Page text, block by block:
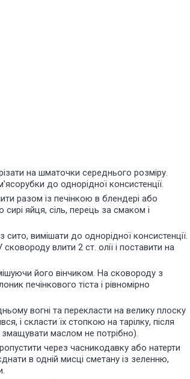
на шматочки середнього розміру.
до однорідної консистенції.
разом із печінкою в блендері або
яйця, сіль, перець за смаком і
вимішати до однорідної консистенції.
влити 2 ст. олії і поставити на
його вінчиком. На сковороду з
печінкового тіста і рівномірно
вогні та перекласти на велику плоску
і скласти їх стопкою на тарілку, після
маслом не потрібно).
через часникодавку або натерти
в одній мисці сметану із зеленню,